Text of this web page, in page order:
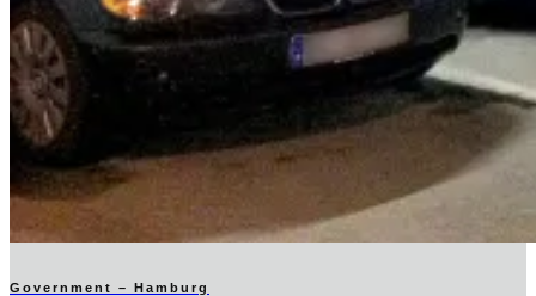
Government – Hamburg